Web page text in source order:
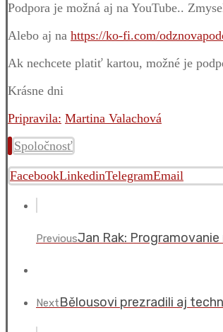
Podpora je možná aj na YouTube..
Alebo aj na https://ko-fi.com/
Ak nechcete platiť kartou, možné je
Krásne dni
Pripravila: Martina Valachová
Spoločnosť
FacebookLinkedinTelegramEmail
PreviousJan Rak:
NextBělousovi prezradili aj